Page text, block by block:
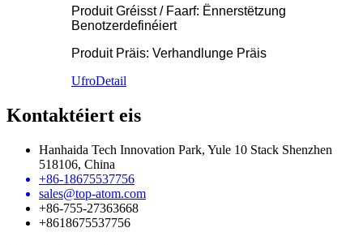
Produit Gréisst / Faarf: Ënnerstëtzung
Benotzerdefinéiert
Produit Präis: Verhandlunge Präis
UfroDetail
Kontaktéiert eis
Hanhaida Tech Innovation Park, Yule 10 Stack Shenzhen
518106, China
+86-18675537756
sales@top-atom.com
+86-755-27363668
+8618675537756